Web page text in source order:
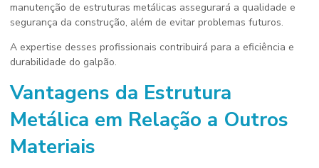
manutenção de estruturas metálicas assegurará a qualidade e
segurança da construção, além de evitar problemas futuros.
A expertise desses profissionais contribuirá para a eficiência e
durabilidade do galpão.
Vantagens da Estrutura
Metálica em Relação a Outros
Materiais